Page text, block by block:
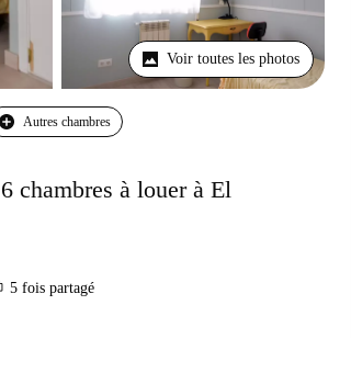
Voir toutes les photos
Autres chambres
chambres à louer à El
5 fois partagé